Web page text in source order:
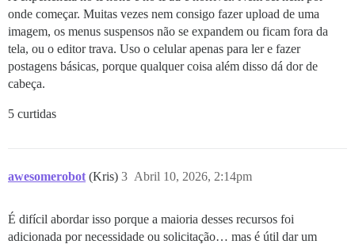
onde começar. Muitas vezes nem consigo fazer upload de uma
imagem, os menus suspensos não se expandem ou ficam fora da
tela, ou o editor trava. Uso o celular apenas para ler e fazer
postagens básicas, porque qualquer coisa além disso dá dor de
cabeça.
5 curtidas
awesomerobot (Kris) Abril 10, 2026, 2:14pm
3
É difícil abordar isso porque a maioria desses recursos foi
adicionada por necessidade ou solicitação… mas é útil dar um